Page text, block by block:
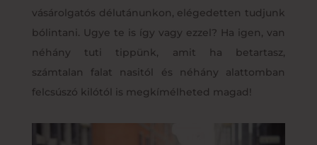
vásárolgatós délutánunkon, elégedetten tudjunk
bólintani. Ugye te is így vagy ezzel? Ha igen, van
néhány tuti tippünk, amit ha betartasz,
számtalan falat nasitól és néhány alattomban
felcsúszó kilótól is megkímélheted magad!